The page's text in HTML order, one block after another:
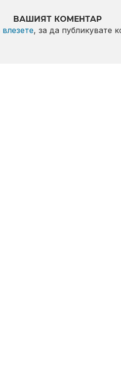
ВАШИЯТ КОМЕНТАР
влезете, за да публикувате